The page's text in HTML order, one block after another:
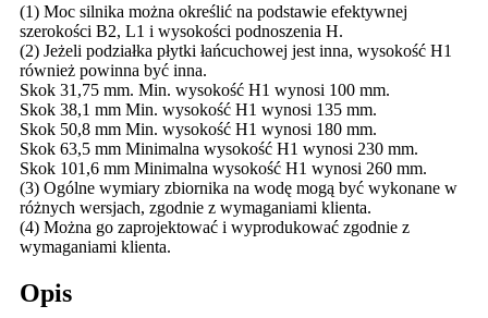
(1) Moc silnika można określić na podstawie efektywnej
szerokości B2, L1 i wysokości podnoszenia H.
(2) Jeżeli podziałka płytki łańcuchowej jest inna, wysokość H1
również powinna być inna.
Skok 31,75 mm. Min. wysokość H1 wynosi 100 mm.
Skok 38,1 mm Min. wysokość H1 wynosi 135 mm.
Skok 50,8 mm Min. wysokość H1 wynosi 180 mm.
Skok 63,5 mm Minimalna wysokość H1 wynosi 230 mm.
Skok 101,6 mm Minimalna wysokość H1 wynosi 260 mm.
(3) Ogólne wymiary zbiornika na wodę mogą być wykonane w
różnych wersjach, zgodnie z wymaganiami klienta.
(4) Można go zaprojektować i wyprodukować zgodnie z
wymaganiami klienta.
Opis